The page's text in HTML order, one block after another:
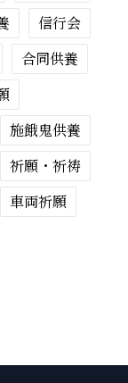
信行会
合同供養
施餓鬼供養
祈願・祈祷
車両祈願